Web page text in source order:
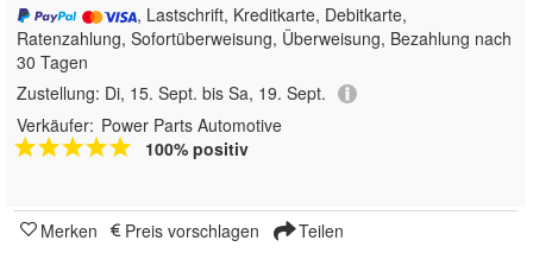
, Lastschrift, Kreditkarte, Debitkarte,
Ratenzahlung, Sofortüberweisung, Überweisung, Bezahlung nach
30 Tagen
Zustellung: Di, 15. Sept. bis Sa, 19. Sept.
Verkäufer: Power Parts Automotive
100% positiv
Merken Preis vorschlagen Teilen